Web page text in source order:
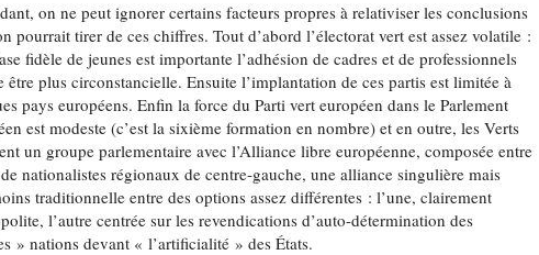
on ne peut ignorer certains facteurs propres à relativiser les conclusions
pourrait tirer de ces chiffres. Tout d’abord l’électorat vert est assez volatile :
fidèle de jeunes est importante l’adhésion de cadres et de professionnels
être plus circonstancielle. Ensuite l’implantation de ces partis est limitée à
pays européens. Enfin la force du Parti vert européen dans le Parlement
est modeste (c’est la sixième formation en nombre) et en outre, les Verts
un groupe parlementaire avec l’Alliance libre européenne, composée entre
nationalistes régionaux de centre-gauche, une alliance singulière mais
traditionnelle entre des options assez différentes : l’une, clairement
l’autre centrée sur les revendications d’auto-détermination des
» nations devant « l’artificialité » des États.